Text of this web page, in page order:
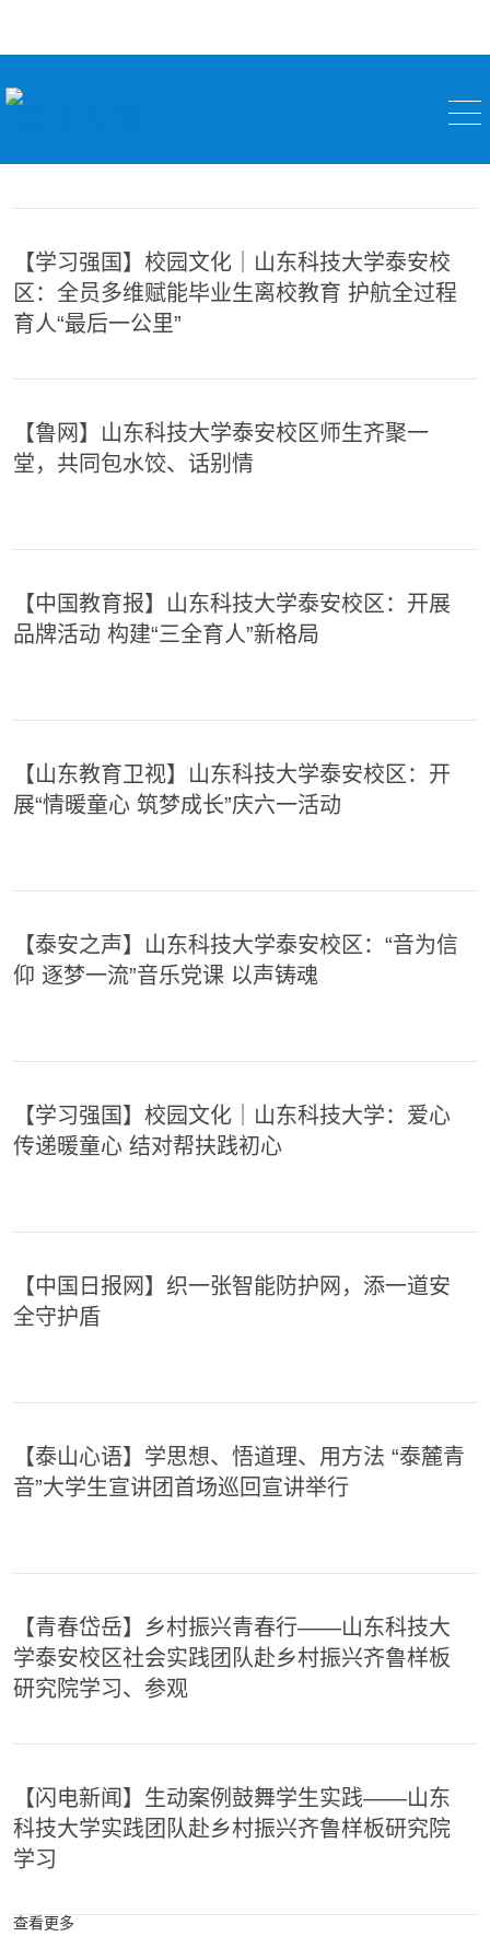
【学习强国】校园文化｜山东科技大学泰安校
区：全员多维赋能毕业生离校教育 护航全过程
育人“最后一公里”
【鲁网】山东科技大学泰安校区师生齐聚一
堂，共同包水饺、话别情
【中国教育报】山东科技大学泰安校区：开展
品牌活动 构建“三全育人”新格局
【山东教育卫视】山东科技大学泰安校区：开
展“情暖童心 筑梦成长”庆六一活动
【泰安之声】山东科技大学泰安校区：“音为信
仰 逐梦一流”音乐党课 以声铸魂
【学习强国】校园文化｜山东科技大学：爱心
传递暖童心 结对帮扶践初心
【中国日报网】织一张智能防护网，添一道安
全守护盾
【泰山心语】学思想、悟道理、用方法 “泰麓青
音”大学生宣讲团首场巡回宣讲举行
【青春岱岳】乡村振兴青春行——山东科技大
学泰安校区社会实践团队赴乡村振兴齐鲁样板
研究院学习、参观
【闪电新闻】生动案例鼓舞学生实践——山东
科技大学实践团队赴乡村振兴齐鲁样板研究院
学习
查看更多